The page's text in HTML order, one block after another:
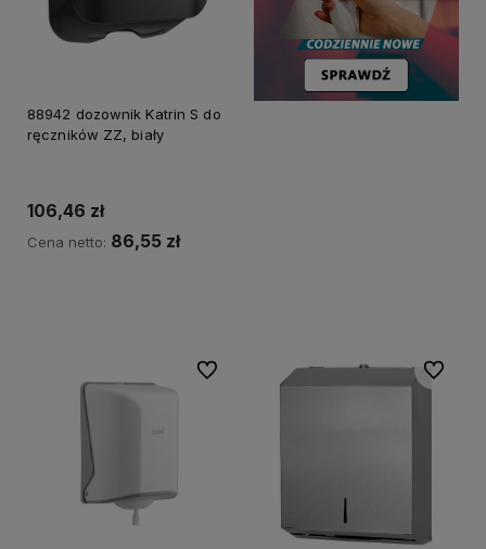
88942 dozownik Katrin S do
ręczników ZZ, biały
106,46 zł
Cena netto: 86,55 zł
Do ulubionych Do